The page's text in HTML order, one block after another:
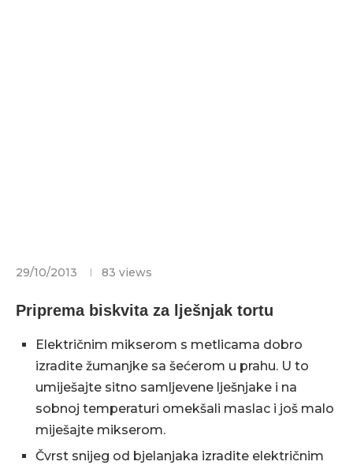
29/10/2013 83 views
Priprema biskvita za lješnjak tortu
Električnim mikserom s metlicama dobro
izradite žumanjke sa šećerom u prahu. U to
umiješajte sitno samljevene lješnjake i na
sobnoj temperaturi omekšali maslac i još malo
miješajte mikserom.
Čvrst snijeg od bjelanjaka izradite električnim